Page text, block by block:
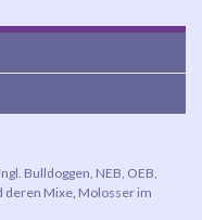
Bulldoggen, NEB, OEB,
deren Mixe Molosser im